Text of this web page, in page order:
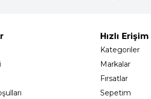
Hızlı Erişim
Kategoriler
Markalar
Fırsatlar
Sepetim